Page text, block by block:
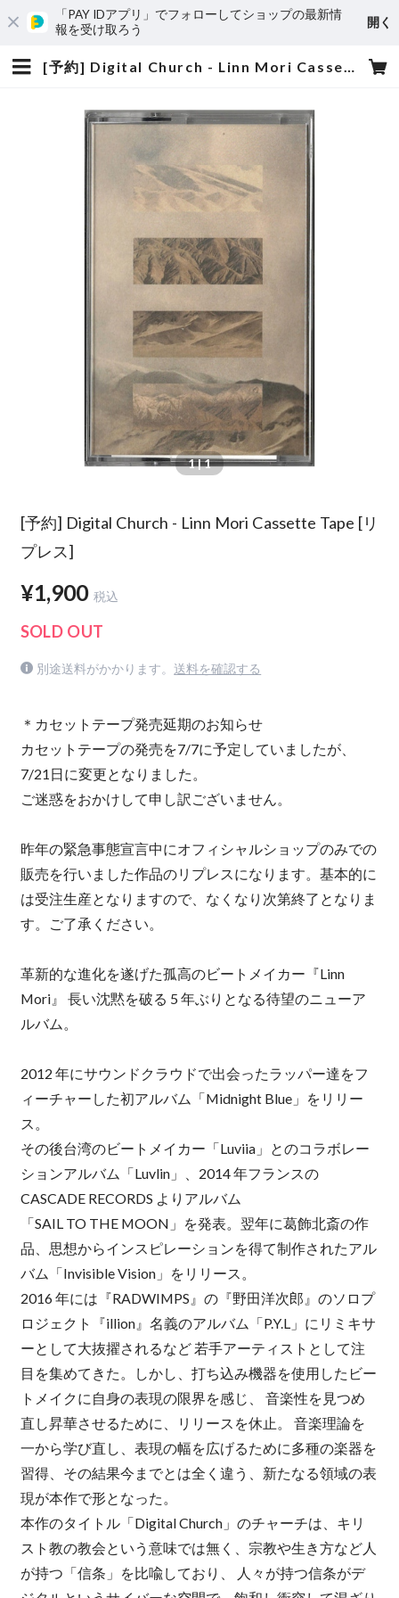
「PAY IDアプリ」でフォローしてショップの最新情
報を受け取ろう
開く
[予約] Digital Church - Linn Mori Cassette Tape [リプレス] | rockwell product shop
1| 1
[予約] Digital Church - Linn Mori Cassette Tape [リ
プレス]
¥1,900 税込
SOLD OUT
別途送料がかかります。 送料を確認する
＊カセットテープ発売延期のお知らせ
カセットテープの発売を7/7に予定していましたが、
7/21日に変更となりました。
ご迷惑をおかけして申し訳ございません。
昨年の緊急事態宣言中にオフィシャルショップのみでの
販売を行いました作品のリプレスになります。基本的に
は受注生産となりますので、なくなり次第終了となりま
す。ご了承ください。
革新的な進化を遂げた孤高のビートメイカー『Linn
Mori』 長い沈黙を破る 5 年ぶりとなる待望のニューア
ルバム。
2012 年にサウンドクラウドで出会ったラッパー達をフ
ィーチャーした初アルバム「Midnight Blue」をリリー
ス。
その後台湾のビートメイカー「Luviia」とのコラボレー
ションアルバム「Luvlin」、2014 年フランスの
CASCADE RECORDS よりアルバム
「SAIL TO THE MOON」を発表。翌年に葛飾北斎の作
品、思想からインスピレーションを得て制作されたアル
バム「Invisible Vision」をリリース。
2016 年には『RADWIMPS』の『野田洋次郎』のソロプ
ロジェクト『illion』名義のアルバム「P.Y.L」にリミキサ
ーとして大抜擢されるなど 若手アーティストとして注
目を集めてきた。しかし、打ち込み機器を使用したビー
トメイクに自身の表現の限界を感じ、 音楽性を見つめ
直し昇華させるために、リリースを休止。 音楽理論を
一から学び直し、表現の幅を広げるために多種の楽器を
習得、その結果今までとは全く違う、新たなる領域の表
現が本作で形となった。
本作のタイトル「Digital Church」のチャーチは、キリ
スト教の教会という意味では無く、宗教や生き方など人
が持つ「信条」を比喩しており、 人々が持つ信条がデ